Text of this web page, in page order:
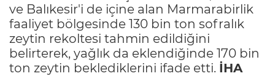
ve Balıkesir'i de içine alan Marmarabirlik
faaliyet bölgesinde 130 bin ton sofralık
zeytin rekoltesi tahmin edildiğini
belirterek, yağlık da eklendiğinde 170 bin
ton zeytin beklediklerini ifade etti. İHA